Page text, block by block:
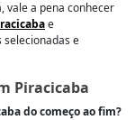
vale a pena conhecer
e
selecionadas e
Piracicaba
do começo ao fim?